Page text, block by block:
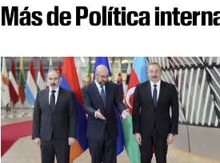
Más de Política